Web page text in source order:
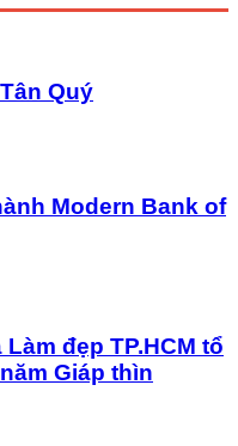
Quý
Modern Bank of
đẹp TP.HCM tổ
Giáp thìn